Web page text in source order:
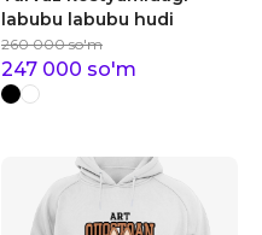
labubu labubu hudi
260 000 so'm
247 000 so'm